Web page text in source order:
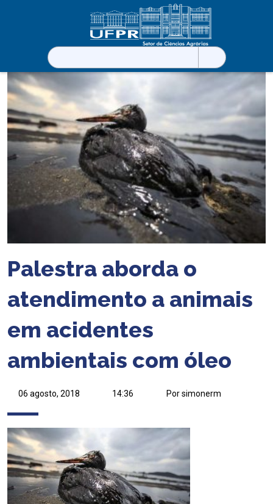
Pesquisar
por:
Palestra aborda o
atendimento a animais
em acidentes
ambientais com óleo
06 agosto, 2018 14:36 Por simonerm